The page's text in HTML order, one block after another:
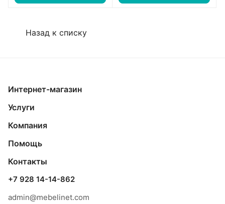
Назад к списку
Интернет-магазин
Услуги
Компания
Помощь
Контакты
+7 928 14-14-862
admin@mebelinet.com